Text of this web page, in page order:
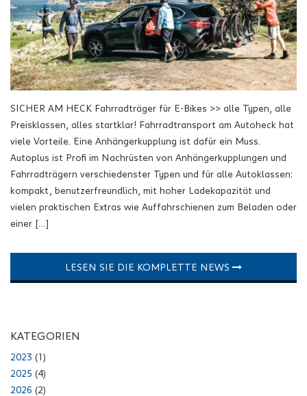
SICHER AM HECK Fahrradträger für E-Bikes >> alle Typen, alle
Preisklassen, alles startklar! Fahrradtransport am Autoheck hat
viele Vorteile. Eine Anhängerkupplung ist dafür ein Muss.
Autoplus ist Profi im Nachrüsten von Anhängerkupplungen und
Fahrradträgern verschiedenster Typen und für alle Autoklassen:
kompakt, benutzerfreundlich, mit hoher Ladekapazität und
vielen praktischen Extras wie Auffahrschienen zum Beladen oder
einer […]
LESEN SIE DIE KOMPLETTE NEWS
KATEGORIEN
2023 (1)
2025 (4)
2026 (2)